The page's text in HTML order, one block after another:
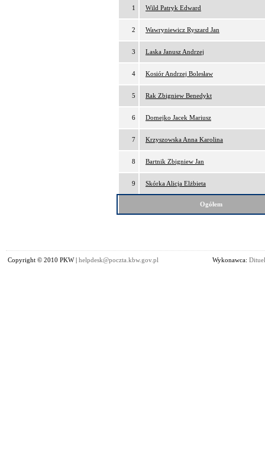
1 Wild Patryk Edward
2 Wawryniewicz Ryszard Jan
3 Laska Janusz Andrzej
4 Kosiór Andrzej Bolesław
5 Rak Zbigniew Benedykt
6 Domejko Jacek Mariusz
7 Krzyszowska Anna Karolina
8 Bartnik Zbigniew Jan
9 Skórka Alicja Elżbieta
Ogółem
Copyright © 2010 PKW | helpdesk@poczta.kbw.gov.pl Wykonawca: